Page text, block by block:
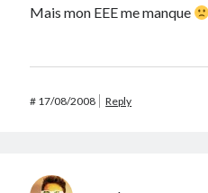
Mais mon EEE me manque
# 17/08/2008 Reply